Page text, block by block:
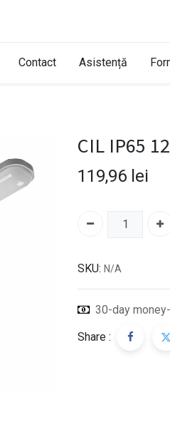
Contact Asistență
CIL IP65
119,96 lei
SKU: N/A
30-day
Share :